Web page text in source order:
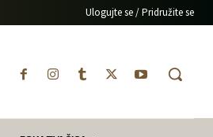
Ulogujte se / Pridružite se